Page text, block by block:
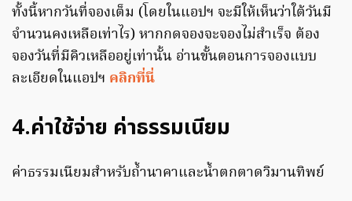
ทั้งนี้หากวันที่จองเต็ม (โดยในแอปฯ จะมีให้เห็นว่าใต้วันมี
จำนวนคงเหลือเท่าไร) หากกดจองจะจองไม่สำเร็จ ต้อง
จองวันที่มีคิวเหลืออยู่เท่านั้น อ่านขั้นตอนการจองแบบ
ละเอียดในแอปฯ คลิกที่นี่
4.ค่าใช้จ่าย ค่าธรรมเนียม
ค่าธรรมเนียมสำหรับถ้ำนาคาและน้ำตกตาดวิมานทิพย์